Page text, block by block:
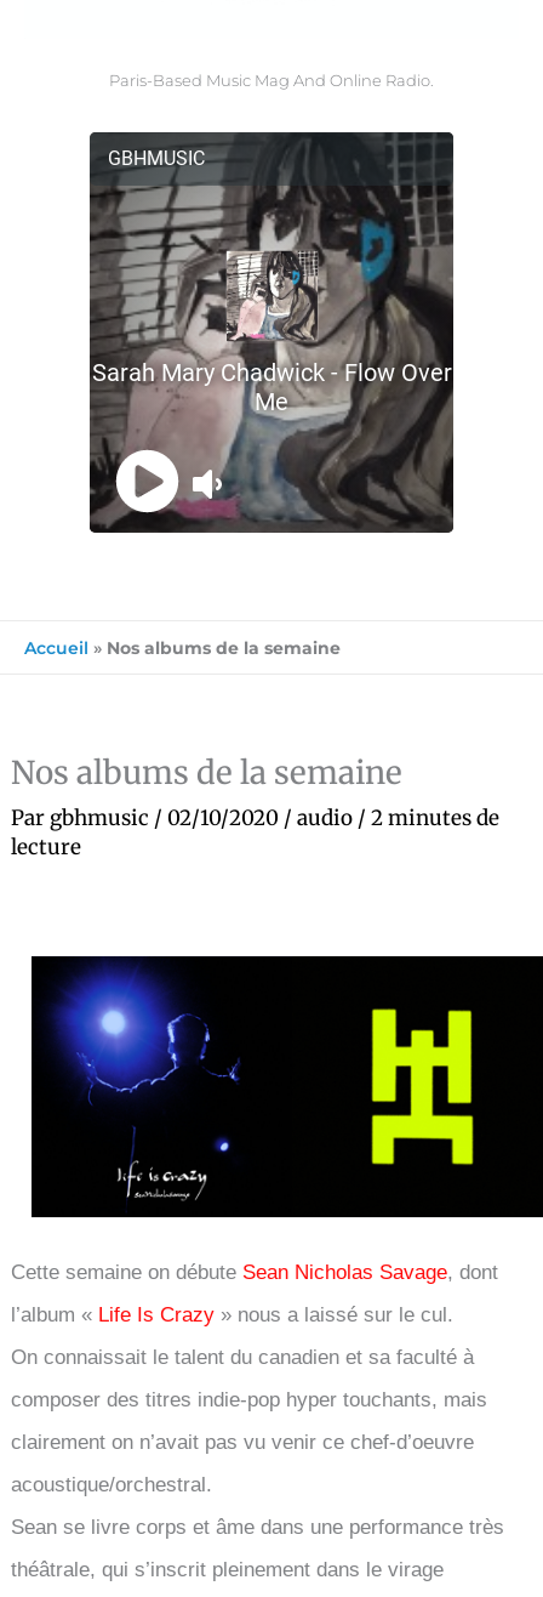
Paris-Based Music Mag And Online Radio.
Accueil » Nos albums de la semaine
Nos albums de la semaine
Par gbhmusic / 02/10/2020 /audio /2 minutes de
lecture
Cette semaine on débute Sean Nicholas Savage, dont
l’album « Life Is Crazy » nous a laissé sur le cul.
On connaissait le talent du canadien et sa faculté à
composer des titres indie-pop hyper touchants, mais
clairement on n’avait pas vu venir ce chef-d’oeuvre
acoustique/orchestral.
Sean se livre corps et âme dans une performance très
théâtrale, qui s’inscrit pleinement dans le virage